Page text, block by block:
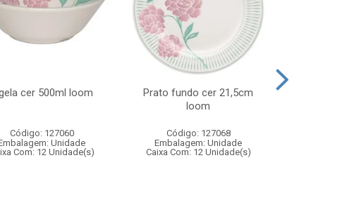
cer 500ml loom
Código: 127060
Unidade
Com: 12 Unidade(s)
Prato fundo cer 21,5cm
loom
Código: 127068
Embalagem: Unidade
Caixa Com: 12 Unidade(s)